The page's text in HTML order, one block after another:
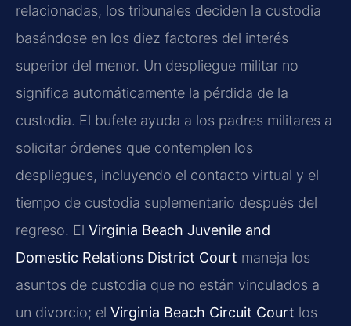
relacionadas, los tribunales deciden la custodia
basándose en los diez factores del interés
superior del menor. Un despliegue militar no
significa automáticamente la pérdida de la
custodia. El bufete ayuda a los padres militares a
solicitar órdenes que contemplen los
despliegues, incluyendo el contacto virtual y el
tiempo de custodia suplementario después del
regreso. El Virginia Beach Juvenile and
Domestic Relations District Court maneja los
asuntos de custodia que no están vinculados a
un divorcio; el Virginia Beach Circuit Court los